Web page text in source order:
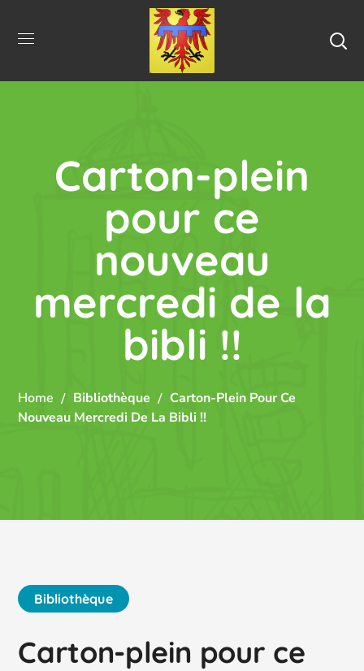
Carton-plein
pour ce
nouveau
mercredi de la
bibli !!
Home Bibliothèque
Carton-Plein Pour Ce
Nouveau Mercredi De La Bibli !!
Bibliothèque
Carton-plein pour ce